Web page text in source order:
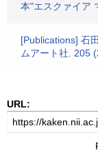
本"エスクァイア
[Publications] 石
ムアート社. 205
URL: